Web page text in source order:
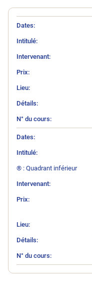
DatesIntitulé
® : Quadrant inférieur